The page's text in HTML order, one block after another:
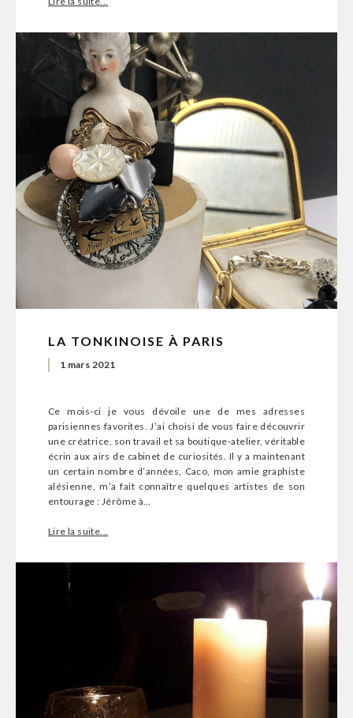
LA TONKINOISE À PARIS
1 mars 2021
Ce mois-ci je vous dévoile une de mes adresses
parisiennes favorites. J’ai choisi de vous faire découvrir
une créatrice, son travail et sa boutique-atelier, véritable
écrin aux airs de cabinet de curiosités. Il y a maintenant
un certain nombre d’années, Caco, mon amie graphiste
alésienne, m’a fait connaître quelques artistes de son
entourage : Jérôme à…
Lire la suite...